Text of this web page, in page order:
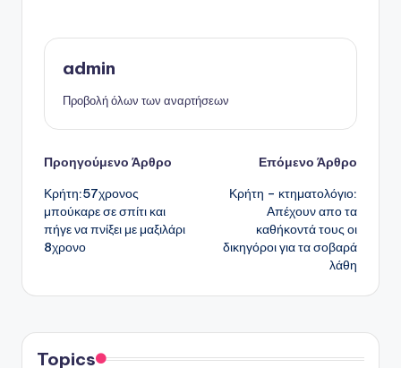
admin
Προβολή όλων των αναρτήσεων
Πλοήγηση
δημοσιεύσεων
Προηγούμενο Άρθρο
Κρήτη:57χρονος
μπούκαρε σε σπίτι και
πήγε να πνίξει με μαξιλάρι
8χρονο
Επόμενο Άρθρο
Κρήτη – κτηματολόγιο:
Απέχουν απο τα
καθήκοντά τους οι
δικηγόροι για τα σοβαρά
λάθη
Topics